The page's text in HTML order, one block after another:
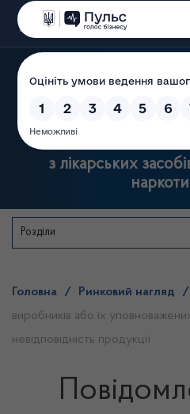
Державна
з лікарських
Розділи
Головна / Ринковий нагляд /
виробників або їх
невідповідність продукції